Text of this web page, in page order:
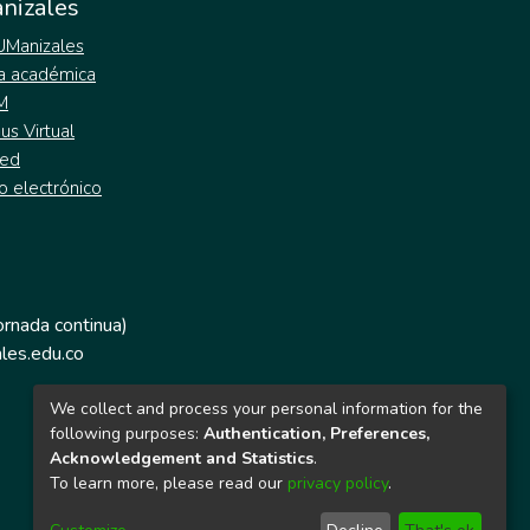
académica
Virtual
electrónico
continua)
We collect and process your personal information for the
following purposes: Authentication, Preferences,
Acknowledgement and Statistics.
To learn more, please read our privacy policy.